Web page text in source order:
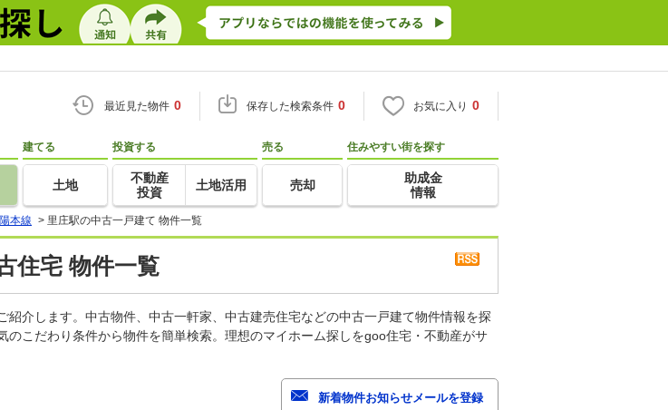
最近見た物件 0 保存した検索条件 0 お気に入り 0
建てる
土地
投資する
不動産
投資
土地活用
売る
売却
住みやすい街を探す
助成金
情報
本線 > 里庄駅の中古一戸建て 物件一覧
住宅 物件一覧
介します。中古物件、中古一軒家、中古建売住宅などの中古一戸建て物件情報を探
こだわり条件から物件を簡単検索。理想のマイホーム探しをgoo住宅・不動産がサ